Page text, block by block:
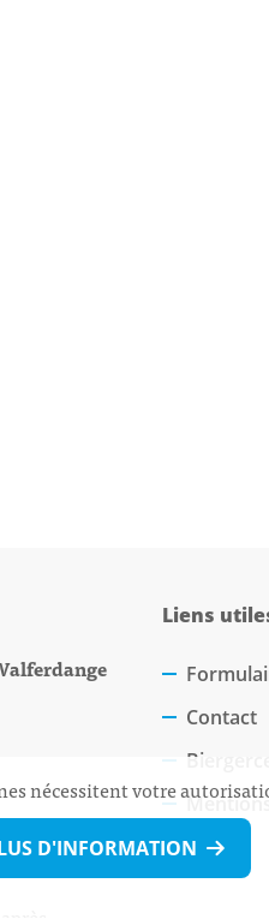
Liens
Contact
nécessitent votre
D'INFORMATION